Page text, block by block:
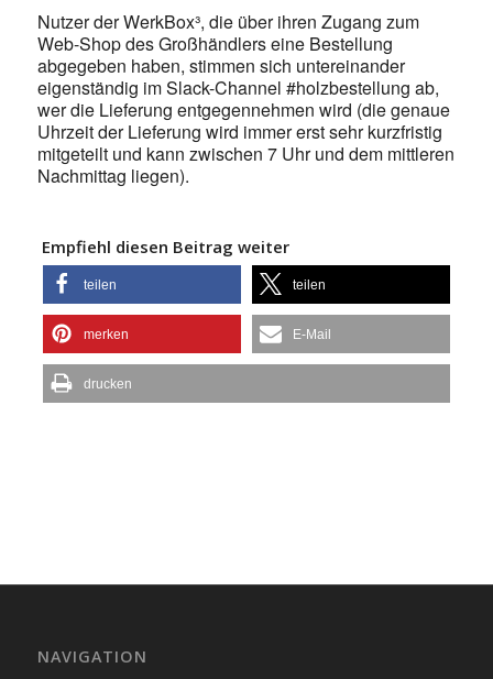
Nutzer der WerkBox³, die über ihren Zugang zum
Web-Shop des Großhändlers eine Bestellung
abgegeben haben, stimmen sich untereinander
eigenständig im Slack-Channel #holzbestellung ab,
wer die Lieferung entgegennehmen wird (die genaue
Uhrzeit der Lieferung wird immer erst sehr kurzfristig
mitgeteilt und kann zwischen 7 Uhr und dem mittleren
Nachmittag liegen).
Empfiehl diesen Beitrag weiter
teilen teilen
merken E-Mail
drucken
NAVIGATION